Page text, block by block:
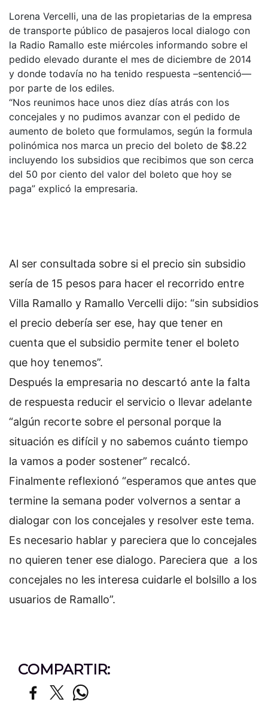
Lorena Vercelli, una de las propietarias de la empresa
de transporte público de pasajeros local dialogo con
la Radio Ramallo este miércoles informando sobre el
pedido elevado durante el mes de diciembre de 2014
y donde todavía no ha tenido respuesta –sentenció—
por parte de los ediles.
“Nos reunimos hace unos diez días atrás con los
concejales y no pudimos avanzar con el pedido de
aumento de boleto que formulamos, según la formula
polinómica nos marca un precio del boleto de $8.22
incluyendo los subsidios que recibimos que son cerca
del 50 por ciento del valor del boleto que hoy se
paga” explicó la empresaria.
Al ser consultada sobre si el precio sin subsidio
sería de 15 pesos para hacer el recorrido entre
Villa Ramallo y Ramallo Vercelli dijo: “sin subsidios
el precio debería ser ese, hay que tener en
cuenta que el subsidio permite tener el boleto
que hoy tenemos”.
Después la empresaria no descartó ante la falta
de respuesta reducir el servicio o llevar adelante
“algún recorte sobre el personal porque la
situación es difícil y no sabemos cuánto tiempo
la vamos a poder sostener” recalcó.
Finalmente reflexionó “esperamos que antes que
termine la semana poder volvernos a sentar a
dialogar con los concejales y resolver este tema.
Es necesario hablar y pareciera que lo concejales
no quieren tener ese dialogo. Pareciera que a los
concejales no les interesa cuidarle el bolsillo a los
usuarios de Ramallo”.
COMPARTIR: